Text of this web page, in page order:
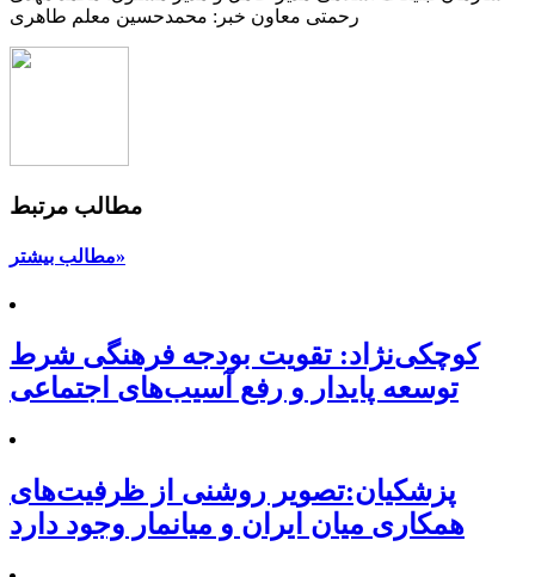
رحمتی معاون خبر: محمدحسین معلم طاهری
مطالب مرتبط
مطالب بیشتر»
کوچکی‌نژاد: تقویت بودجه فرهنگی شرط
توسعه پایدار و رفع آسیب‌های اجتماعی
پزشکیان:تصویر روشنی از ظرفیت‌های
همکاری میان ایران و میانمار وجود دارد